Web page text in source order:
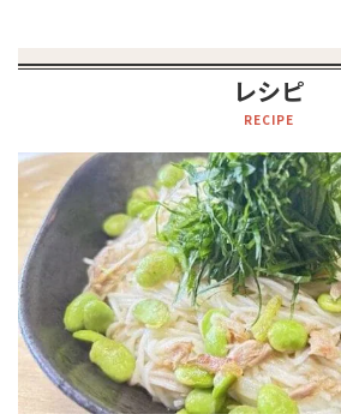
レシピ
RECIPE